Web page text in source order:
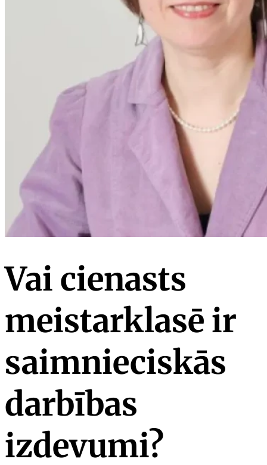
Vai cienasts
meistarklasē ir
saimnieciskās
darbības
izdevumi?